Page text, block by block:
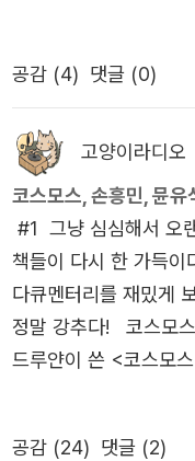
어야 할 책 1001권>
울고> ‘초여름 밤 SF’
현]* 더글러스 애덤스,
여행하는 히치하이커
본)* 더글러스 애덤스,
여행하는 히치하이커
더글러스 애덤스, 김선
하는 히치하이커를 위
러스 애덤스(Douglas
만하게 굴면서 외계인
는 인간의 착오를 풍
하수를 여행하는 히치
행성이라고 믿는 사람
통해서 사람들을 혼돈
시 따라야 할 규칙이
하게 정돈된 질서를
공감 (4) 댓글 (0)
고양이라디오
코스모스, 손흥민, 뮨유
#1 그냥 심심해서 오
책들이 다시 한 가득이
다큐멘터리를 재밌게
정말 강추다! 코스모
드루얀이 쓴 <코스모
에서 본 내용도 떠올
공감 (24) 댓글 (2)